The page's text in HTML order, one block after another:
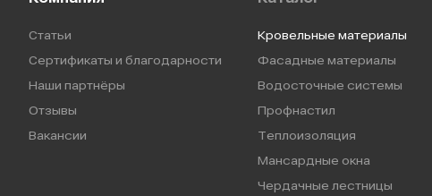
Статьи
Сертификаты и благодарности
Наши партнёры
Отзывы
Вакансии
Кровельные материалы
Фасадные материалы
Водосточные системы
Профнастил
Теплоизоляция
Мансардные окна
Чердачные лестницы